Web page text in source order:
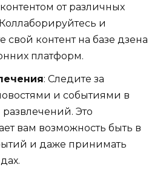
от различных
и
свой контент на базе дзена
платформ.
: Следите за
и событиями в
Это
вам возможность быть в
и даже принимать